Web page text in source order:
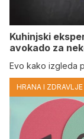
Kuhinjski
avokado za
Evo kako izgleda
HRANA I ZDRAVLJE